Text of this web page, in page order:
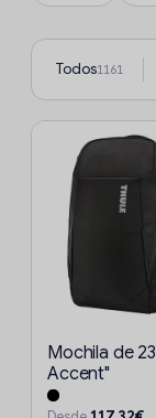
Todos1161
Mochila de
Accent"